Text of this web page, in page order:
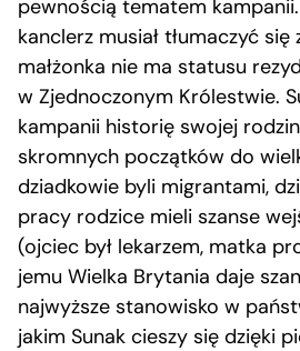
pewnością tematem
kanclerz musiał tłumaczyć się
małżonka nie ma statusu
w Zjednoczonym Królestwie.
kampanii historię swojej
skromnych początków do
dziadkowie byli migrantami,
pracy rodzice mieli szanse
(ojciec był lekarzem, matka
jemu Wielka Brytania daje
najwyższe stanowisko w
jakim Sunak cieszy się dzięki